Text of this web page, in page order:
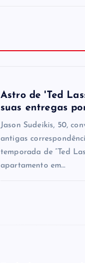
Astro de 'Ted
suas entregas
Jason Sudeikis, 50,
antigas
temporada de “Ted
apartamento em…